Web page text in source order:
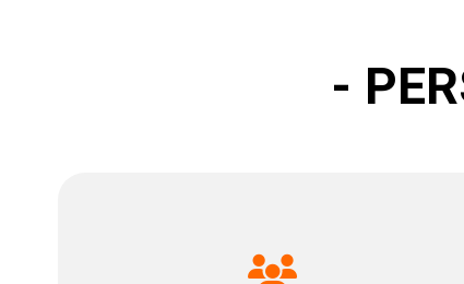
-
Quienes